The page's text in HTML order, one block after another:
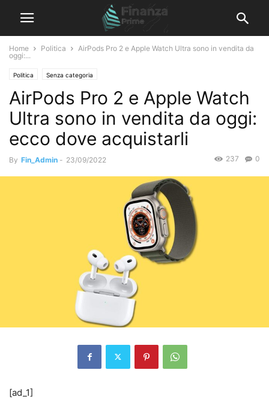
Home Politica
AirPods Pro 2 e Apple Watch Ultra sono in vendita da
oggi:...
Politica Senza categoria
AirPods Pro 2 e Apple Watch
Ultra sono in vendita da oggi:
ecco dove acquistarli
By Fin_Admin - 23/09/2022 0
237
[ad_1]